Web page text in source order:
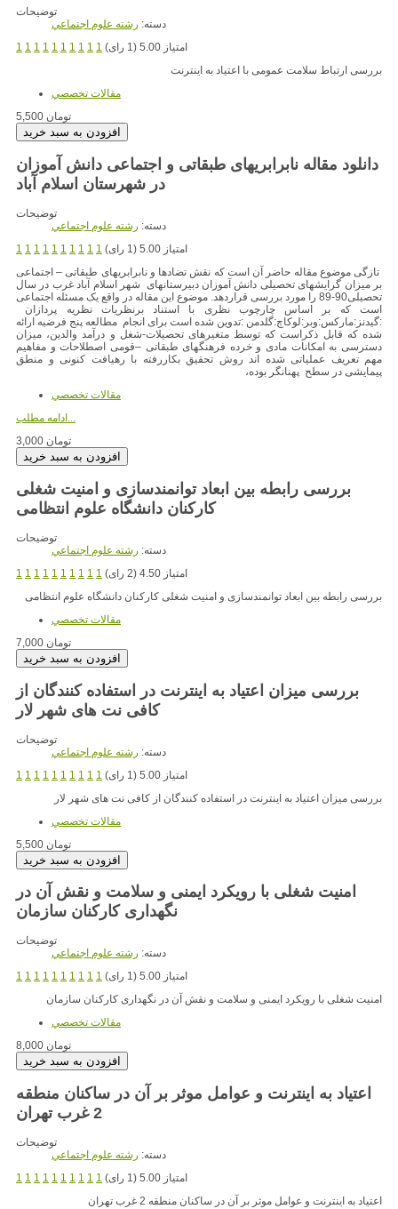
توضیحات
دسته: رشته علوم اجتماعي
1 1 1 1 1 1 1 1 1 1
امتیاز 5.00 (1 رای)
بررسی ارتباط سلامت عمومی با اعتیاد به اینترنت
مقالات تخصصي
5,500 تومان
دانلود مقاله نابرابریهای طبقاتی و اجتماعی دانش آموزان
در شهرستان اسلام آباد
توضیحات
دسته: رشته علوم اجتماعي
1 1 1 1 1 1 1 1 1 1
امتیاز 5.00 (1 رای)
تازگی موضوع مقاله حاضر آن است که نقش تضادها و نابرابریهای طبقاتی – اجتماعی
بر میزان گرایشهای تحصیلی دانش آموزان دبیرستانهای شهر اسلام آباد غرب در سال
تحصیلی90-89 را مورد بررسی قراردهد. موضوع این مقاله در واقع یک مسئله اجتماعی
است که بر اساس چارچوب نظری با استناد برنظریات نظريه پردازان
:گیدنز:مارکس:وبر:لوکاچ:گلدمن :تدوین شده است برای انجام مطالعه پنج فرضیه ارائه
شده که قابل ذکراست که توسط متغیرهای تحصیلات-شغل و درآمد والدین، میزان
دسترسی به امکانات مادی و خرده فرهنگهای طبقاتی –قومی اصطلاحات و مفاهیم
مهم تعریف عملیاتی شده اند روش تحقیق بکاررفته با رهیافت کنونی و منطق
پیمایشی در سطح پهنانگر بوده،
مقالات تخصصي
3,000 تومان
بررسی رابطه بین ابعاد توانمندسازی و امنیت شغلی
کارکنان دانشگاه علوم انتظامی
توضیحات
دسته: رشته علوم اجتماعي
1 1 1 1 1 1 1 1 1 1
امتیاز 4.50 (2 رای)
بررسی رابطه بین ابعاد توانمندسازی و امنیت شغلی کارکنان دانشگاه علوم انتظامی
مقالات تخصصي
7,000 تومان
بررسی میزان اعتیاد به اینترنت در استفاده کنندگان از
کافی نت های شهر لار
توضیحات
دسته: رشته علوم اجتماعي
1 1 1 1 1 1 1 1 1 1
امتیاز 5.00 (1 رای)
بررسی میزان اعتیاد به اینترنت در استفاده کنندگان از کافی نت های شهر لار
مقالات تخصصي
5,500 تومان
امنیت شغلی با رویکرد ایمنی و سلامت و نقش آن در
نگهداری کارکنان سازمان
توضیحات
دسته: رشته علوم اجتماعي
1 1 1 1 1 1 1 1 1 1
امتیاز 5.00 (1 رای)
امنیت شغلی با رویکرد ایمنی و سلامت و نقش آن در نگهداری کارکنان سازمان
مقالات تخصصي
8,000 تومان
اعتیاد به اینترنت و عوامل موثر بر آن در ساکنان منطقه
2 غرب تهران
توضیحات
دسته: رشته علوم اجتماعي
1 1 1 1 1 1 1 1 1 1
امتیاز 5.00 (1 رای)
اعتیاد به اینترنت و عوامل موثر بر آن در ساکنان منطقه 2 غرب تهران